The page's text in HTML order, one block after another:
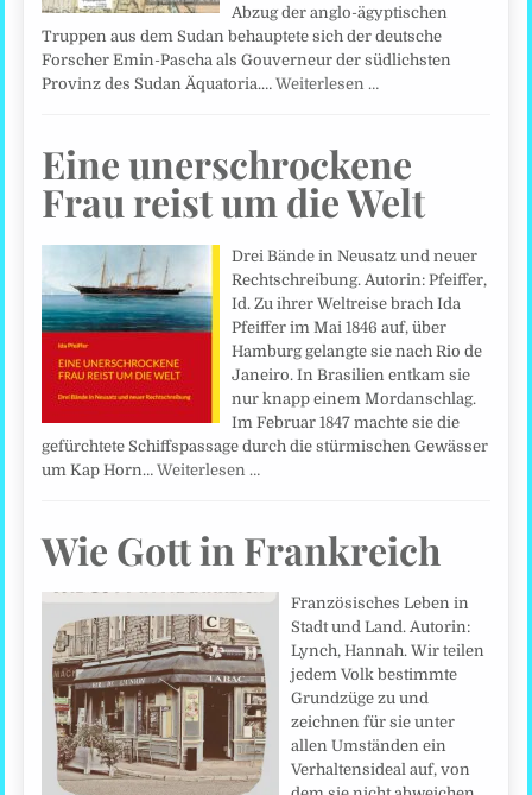
Abzug der anglo-ägyptischen
Truppen aus dem Sudan behauptete sich der deutsche
Forscher Emin-Pascha als Gouverneur der südlichsten
Provinz des Sudan Äquatoria.…Weiterlesen …
Eine unerschrockene
Frau reist um die Welt
Drei Bände in Neusatz und neuer
Rechtschreibung. Autorin: Pfeiffer,
Id. Zu ihrer Weltreise brach Ida
Pfeiffer im Mai 1846 auf, über
Hamburg gelangte sie nach Rio de
Janeiro. In Brasilien entkam sie
nur knapp einem Mordanschlag.
Im Februar 1847 machte sie die
gefürchtete Schiffspassage durch die stürmischen Gewässer
um Kap Horn…Weiterlesen …
Wie Gott in Frankreich
Französisches Leben in
Stadt und Land. Autorin:
Lynch, Hannah. Wir teilen
jedem Volk bestimmte
Grundzüge zu und
zeichnen für sie unter
allen Umständen ein
Verhaltensideal auf, von